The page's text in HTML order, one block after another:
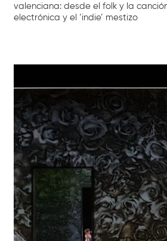
valenciana: desde el folk y la
electrónica y el ‘indie’ mestizo